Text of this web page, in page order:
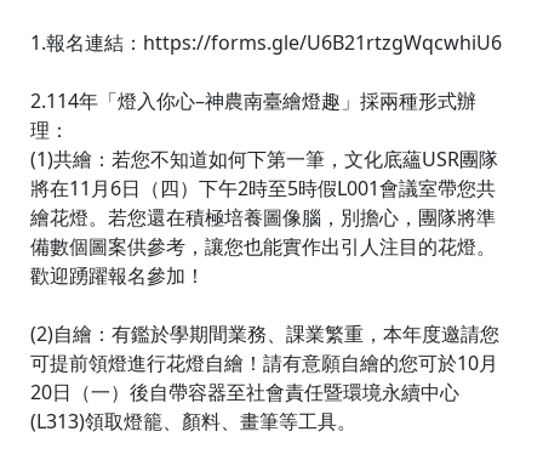
1.報名連結：https://forms.gle/U6B21rtzgWqcwhiU6
2.114年「燈入你心–神農南臺繪燈趣」採兩種形式辦
理：
(1)共繪：若您不知道如何下第一筆，文化底蘊USR團隊
將在11月6日（四）下午2時至5時假L001會議室帶您共
繪花燈。若您還在積極培養圖像腦，別擔心，團隊將準
備數個圖案供參考，讓您也能實作出引人注目的花燈。
歡迎踴躍報名參加！
(2)自繪：有鑑於學期間業務、課業繁重，本年度邀請您
可提前領燈進行花燈自繪！請有意願自繪的您可於10月
20日（一）後自帶容器至社會責任暨環境永續中心
(L313)領取燈籠、顏料、畫筆等工具。